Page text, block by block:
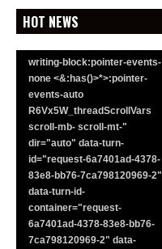
HOT NEWS
text-primary w-full
writing-block:pointer-events-
none <&:has()>*>:pointer-
events-auto
R6Vx5W_threadScrollVars
scroll-mb- scroll-mt-"
dir="auto" data-turn-
id="request-6a7401ad-4378-
83e8-bb76-7ca798120969-2"
data-turn-id-
container="request-
6a7401ad-4378-83e8-bb76-
7ca798120969-2" data-